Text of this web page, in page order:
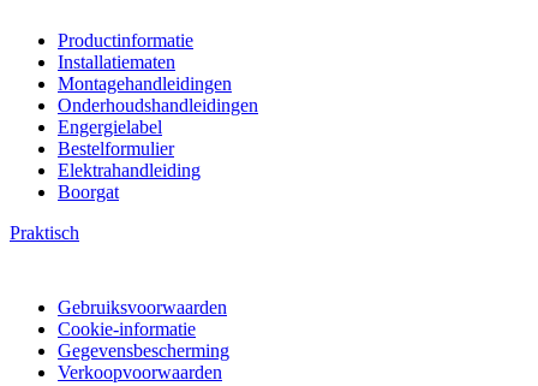
Productinformatie
Installatiematen
Montagehandleidingen
Onderhoudshandleidingen
Engergielabel
Bestelformulier
Elektrahandleiding
Boorgat
Praktisch
Gebruiksvoorwaarden
Cookie-informatie
Gegevensbescherming
Verkoopvoorwaarden